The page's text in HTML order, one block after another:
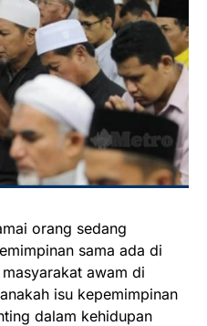
orang sedang
sama ada di
awam di
isu kepemimpinan
dalam kehidupan